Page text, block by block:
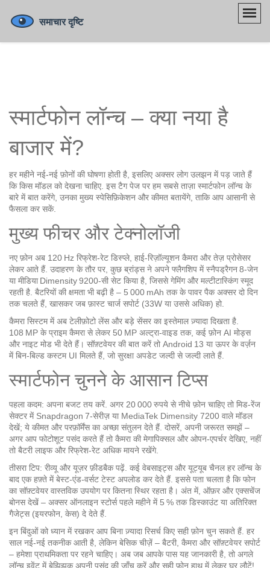
स्मार्टफोन लॉन्च – क्या नया है
बाजार में?
हर महीने नई‑नई फ़ोनों की घोषणा होती है, इसलिए अक्सर लोग उलझन में पड़ जाते हैं
कि किस मॉडल को देखना चाहिए. इस टैग पेज पर हम सबसे ताज़ा स्मार्टफोन लॉन्च के
बारे में बात करेंगे, उनका मुख्य स्पेसिफ़िकेशन और कीमत बतायेंगे, ताकि आप आसानी से
फैसला कर सकें.
मुख्य फीचर और टेक्नोलॉजी
नए फ़ोन अब 120 Hz रिफ्रेश‑रेट डिस्प्ले, हाई‑रिज़ॉल्यूशन कैमरा और तेज़ प्रोसेसर
लेकर आते हैं. उदाहरण के तौर पर, कुछ ब्रांड्स ने अपने फ्लैगशिप में स्नैपड्रैगन 8‑जेन
या मीडिया Dimensity 9200‑सी सेट किया है, जिससे गेमिंग और मल्टीटास्किंग स्मूद
रहती है. बैटरियों की क्षमता भी बढ़ी है – 5 000 mAh तक के पावर पैक अक्सर दो दिन
तक चलते हैं, खासकर जब फ़ास्ट चार्ज सपोर्ट (33W या उससे अधिक) हो.
कैमरा सिस्टम में अब टेलीफ़ोटो लेंस और बड़े सेंसर का इस्तेमाल ज़्यादा दिखता है.
108 MP के प्राइम कैमरा से लेकर 50 MP अल्ट्रा‑वाइड तक, कई फ़ोन AI मोड्स
और नाइट मोड भी देते हैं। सॉफ़्टवेयर की बात करें तो Android 13 या ऊपर के वर्ज़न
में बिन‑बिल्ड कस्टम UI मिलते हैं, जो सुरक्षा अपडेट जल्दी से जल्दी लाते हैं.
स्मार्टफोन चुनने के आसान टिप्स
पहला कदम: अपना बजट तय करें. अगर 20 000 रुपये से नीचे फ़ोन चाहिए तो मिड‑रेंज
सेक्टर में Snapdragon 7‑सेरीज़ या MediaTek Dimensity 7200 वाले मॉडल
देखें; ये कीमत और परफ़ॉर्मेंस का अच्छा संतुलन देते हैं. दोसरें, अपनी जरूरत समझें –
अगर आप फोटोशूट पसंद करते हैं तो कैमरा की मेगापिक्सल और ओपन‑एपर्चर देखिए, नहीं
तो बैटरी लाइफ और रिफ्रेश‑रेट अधिक मायने रखेंगे.
तीसरा टिप: रीव्यू और यूज़र फ़ीडबैक पढ़ें. कई वेबसाइट्स और यूट्यूब चैनल हर लॉन्च के
बाद एक हफ़्ते में बेस्ट‑एंड‑वर्सट टेस्ट अपलोड कर देते हैं. इससे पता चलता है कि फोन
का सॉफ़्टवेयर वास्तविक उपयोग पर कितना स्थिर रहता है। अंत में, ऑफ़र और एक्सचेंज
बोनस देखें – अक्सर ऑनलाइन स्टोर्स पहले महीने में 5 % तक डिस्काउंट या अतिरिक्त
गैजेट्स (इयरफोन, केस) दे देते हैं.
इन बिंदुओं को ध्यान में रखकर आप बिना ज़्यादा रिसर्च किए सही फ़ोन चुन सकते हैं. हर
साल नई‑नई तकनीक आती है, लेकिन बेसिक चीज़ें – बैटरी, कैमरा और सॉफ़्टवेयर सपोर्ट
– हमेशा प्राथमिकता पर रहने चाहिए। अब जब आपके पास यह जानकारी है, तो अगले
लॉन्च इवेंट में बेझिझक अपनी पसंद की जाँच करें और सही फ़ोन हाथ में लेकर घर लौटें!